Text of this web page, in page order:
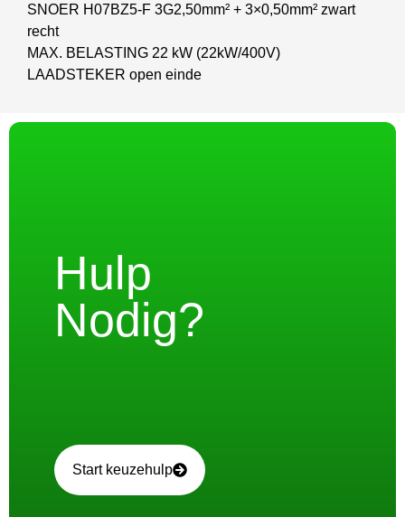
SNOER H07BZ5-F 3G2,50mm² + 3×0,50mm² zwart
recht
MAX. BELASTING 22 kW (22kW/400V)
LAADSTEKER open einde
Hulp
Nodig?
Start keuzehulp